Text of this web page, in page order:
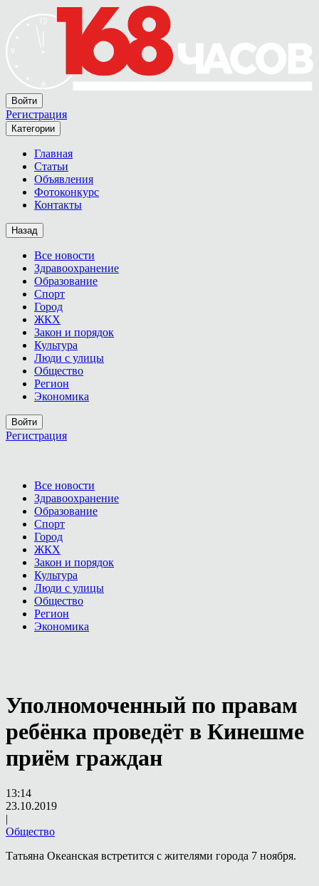
Войти
Регистрация
Категории
Главная
Статьи
Объявления
Фотоконкурс
Контакты
Назад
Все новости
Здравоохранение
Образование
Спорт
Город
ЖКХ
Закон и порядок
Культура
Люди с улицы
Общество
Регион
Экономика
Войти
Регистрация
Все новости
Здравоохранение
Образование
Спорт
Город
ЖКХ
Закон и порядок
Культура
Люди с улицы
Общество
Регион
Экономика
Уполномоченный по правам
ребёнка проведёт в Кинешме
приём граждан
13:14
23.10.2019
|
Общество
Татьяна Океанская встретится с жителями города 7 ноября.